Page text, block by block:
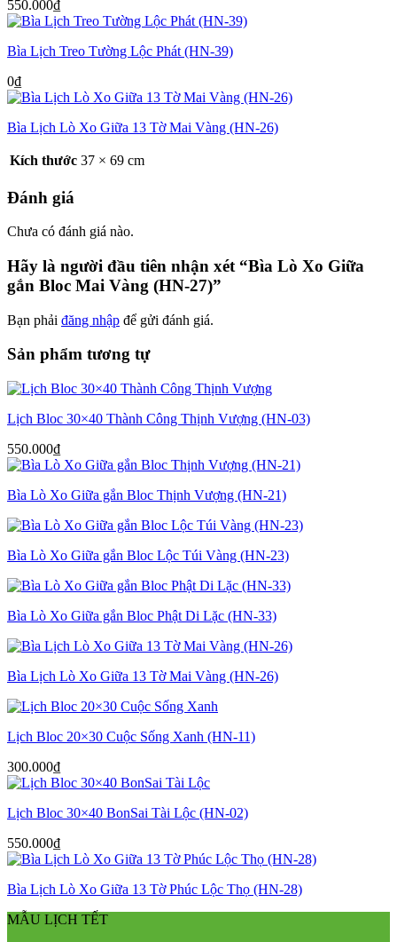
550.000₫
Bìa Lịch Treo Tường Lộc Phát (HN-39)
0₫
Bìa Lịch Lò Xo Giữa 13 Tờ Mai Vàng (HN-26)
Kích thước 37 × 69 cm
Đánh giá
Chưa có đánh giá nào.
Hãy là người đầu tiên nhận xét “Bìa Lò Xo Giữa
gắn Bloc Mai Vàng (HN-27)”
Bạn phải đăng nhập để gửi đánh giá.
Sản phẩm tương tự
Lịch Bloc 30×40 Thành Công Thịnh Vượng (HN-03)
550.000₫
Bìa Lò Xo Giữa gắn Bloc Thịnh Vượng (HN-21)
Bìa Lò Xo Giữa gắn Bloc Lộc Túi Vàng (HN-23)
Bìa Lò Xo Giữa gắn Bloc Phật Di Lặc (HN-33)
Bìa Lịch Lò Xo Giữa 13 Tờ Mai Vàng (HN-26)
Lịch Bloc 20×30 Cuộc Sống Xanh (HN-11)
300.000₫
Lịch Bloc 30×40 BonSai Tài Lộc (HN-02)
550.000₫
Bìa Lịch Lò Xo Giữa 13 Tờ Phúc Lộc Thọ (HN-28)
MẪU LỊCH TẾT